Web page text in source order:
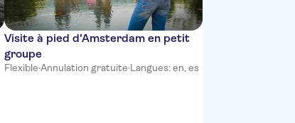
Visite à pied d'Amsterdam en petit
groupe
Flexible·Annulation gratuite·Langues: en, es